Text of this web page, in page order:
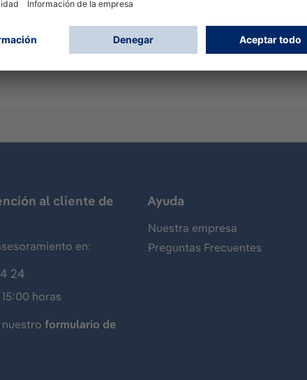
al cliente de
en:
24
horas
formulario de
Ayuda
Nuestra empresa
Preguntas Frecuentes